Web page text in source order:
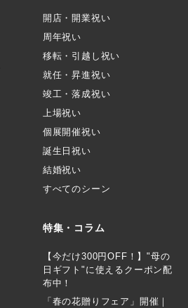
開店・開業祝い
周年祝い
移転・引越し祝い
就任・昇進祝い
竣工・落成祝い
上場祝い
個展開催祝い
誕生日祝い
結婚祝い
すべてのシーン
特集・コラム
【今だけ300円OFF！】"母の
日ギフト"に使えるクーポン配
布中！
「春の花贈りフェア」開催｜